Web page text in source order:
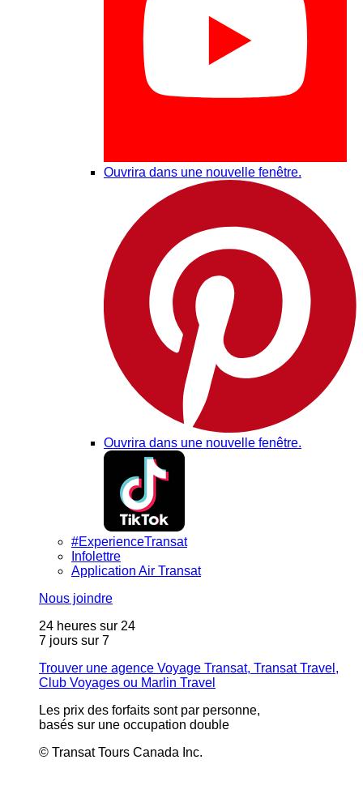
Ouvrira dans une nouvelle fenêtre.
Ouvrira dans une nouvelle fenêtre.
#ExperienceTransat
Infolettre
Application Air Transat
Nous joindre
24 heures sur 24
7 jours sur 7
Trouver une agence Voyage Transat, Transat Travel,
Club Voyages ou Marlin Travel
Les prix des forfaits sont par personne,
basés sur une occupation double
© Transat Tours Canada Inc.